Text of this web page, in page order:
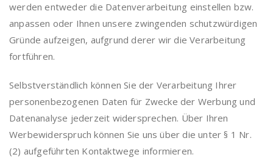
werden entweder die Datenverarbeitung einstellen bzw.
anpassen oder Ihnen unsere zwingenden schutzwürdigen
Gründe aufzeigen, aufgrund derer wir die Verarbeitung
fortführen.
Selbstverständlich können Sie der Verarbeitung Ihrer
personenbezogenen Daten für Zwecke der Werbung und
Datenanalyse jederzeit widersprechen. Über Ihren
Werbewiderspruch können Sie uns über die unter § 1 Nr.
(2) aufgeführten Kontaktwege informieren.